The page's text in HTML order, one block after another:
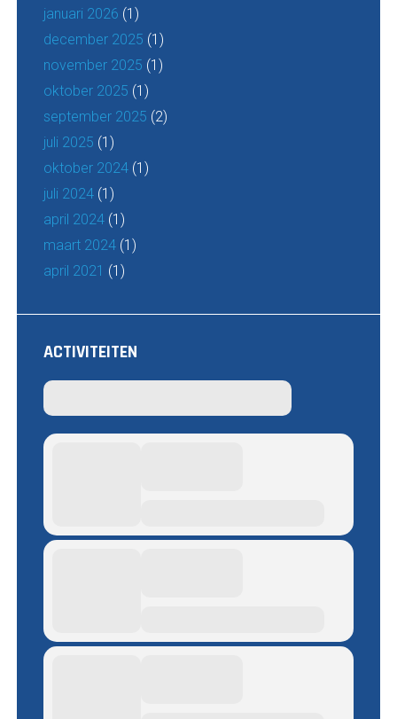
januari 2026 (1)
december 2025 (1)
november 2025 (1)
oktober 2025 (1)
september 2025 (2)
juli 2025 (1)
oktober 2024(1)
juli 2024(1)
april 2024(1)
maart 2024(1)
april 2021 (1)
ACTIVITEITEN